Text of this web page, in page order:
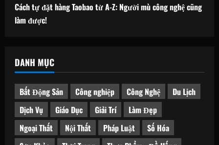
Cách tự đặt hàng Taobao từ A-Z: Người mù công nghệ cũng
làm được!
DANH MỤC
Bất Động Sản Công nghiệp Công Nghệ
Du Lịch
Dịch Vụ
Giáo Dục Giải Trí
Làm Đẹp
Ngoại Thất
Nội Thất Pháp Luật
Số Hóa